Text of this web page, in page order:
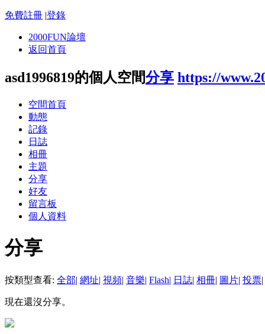
免費註冊 |登錄
2000FUN論壇
返回首頁
asd1996819的個人空間分享 https://
空間首頁
動態
記錄
日誌
相冊
主題
分享
好友
留言板
個人資料
分享
按類型查看: 全部| 網址| 視頻| 音樂| Flash| 日誌| 相冊| 圖片| 投票|
現在還沒分享。